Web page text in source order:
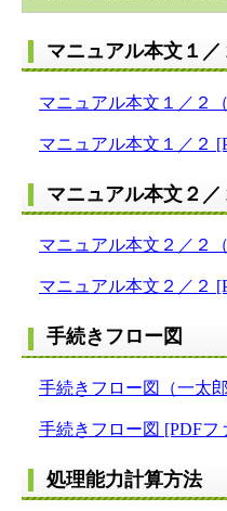
マニュアル本文１／
マニュアル本文１／２
マニュアル本文１／２
マニュアル本文２／
マニュアル本文２／２
マニュアル本文２／２
手続きフロー図
手続きフロー図（一太
手続きフロー図 [PDFフ
処理能力計算方法